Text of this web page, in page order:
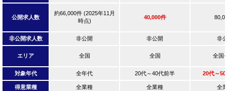
公開求人数
約66,000件 (2025年11月
時点)
40,000件
非公開求人数 非公開 非公開 非
エリア 全国 全国 全国
対象年代 全年代 20代～40代前半 20代～
得意業種 全業種 全業種 全